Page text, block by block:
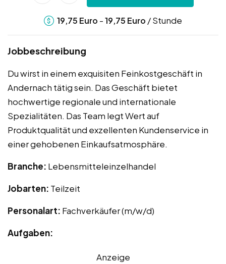
19,75 Euro -19,75 Euro / Stunde
Jobbeschreibung
Du wirst in einem exquisiten Feinkostgeschäft in
Andernach tätig sein. Das Geschäft bietet
hochwertige regionale und internationale
Spezialitäten. Das Team legt Wert auf
Produktqualität und exzellenten Kundenservice in
einer gehobenen Einkaufsatmosphäre.
Branche: Lebensmitteleinzelhandel
Jobarten: Teilzeit
Personalart: Fachverkäufer (m/w/d)
Aufgaben:
Anzeige